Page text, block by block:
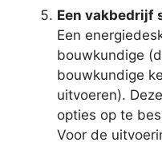
Een vakbedrijf
Een
bouwkundige
bouwkundige
uitvoeren).
opties op te
Voor de